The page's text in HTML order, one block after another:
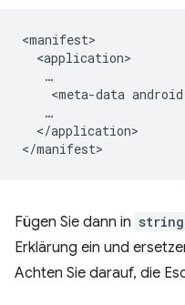
<meta-data
</application>
Fügen Sie dann in
Erklärung ein und
Achten Sie darauf, die